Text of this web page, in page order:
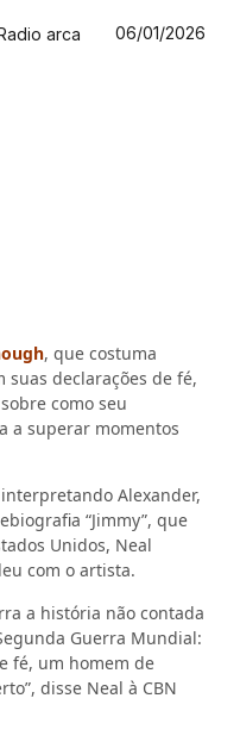
arca 06/01/2026
, que costuma
declarações de fé,
como seu
a superar momentos
Alexander,
“Jimmy”, que
Unidos, Neal
com o artista.
a história não contada
Guerra Mundial:
fé, um homem de
disse Neal à CBN